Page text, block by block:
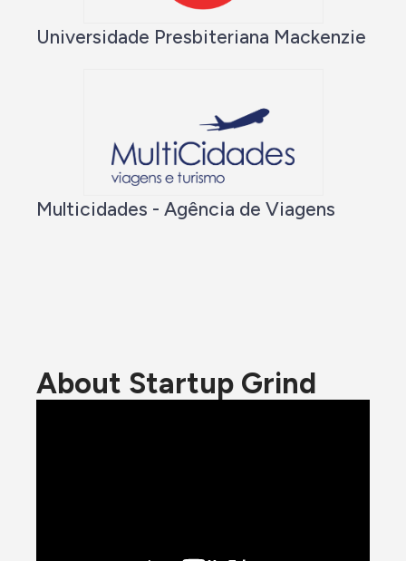
Universidade Presbiteriana Mackenzie
Multicidades - Agência de Viagens
About Startup Grind